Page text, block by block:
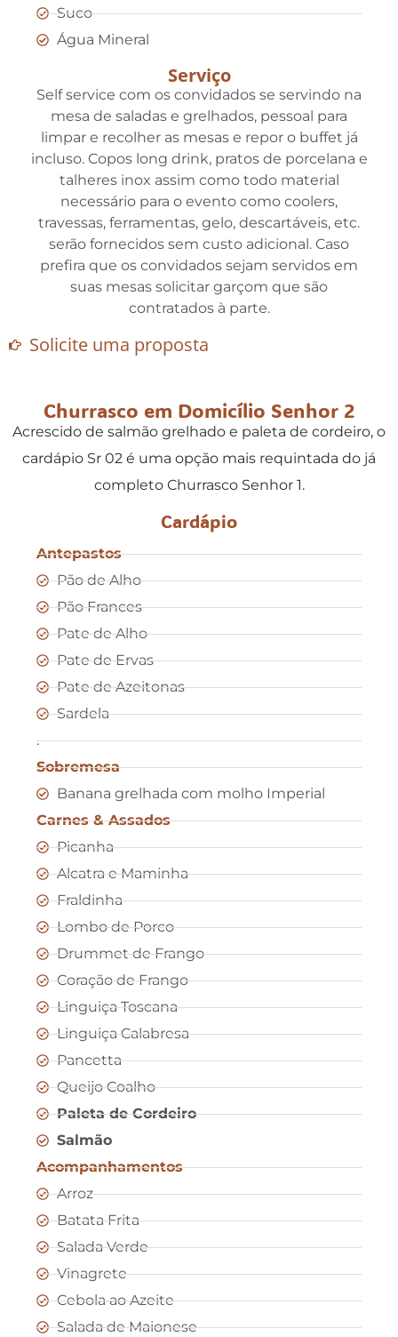
Suco
Água Mineral
Serviço
Self service com os convidados se servindo na
mesa de saladas e grelhados, pessoal para
limpar e recolher as mesas e repor o buffet já
incluso. Copos long drink, pratos de porcelana e
talheres inox assim como todo material
necessário para o evento como coolers,
travessas, ferramentas, gelo, descartáveis, etc.
serão fornecidos sem custo adicional. Caso
prefira que os convidados sejam servidos em
suas mesas solicitar garçom que são
contratados à parte.
Solicite uma proposta
Churrasco em Domicílio Senhor 2
Acrescido de salmão grelhado e paleta de cordeiro, o
cardápio Sr 02 é uma opção mais requintada do já
completo Churrasco Senhor 1.
Cardápio
Antepastos
Pão de Alho
Pão Frances
Pate de Alho
Pate de Ervas
Pate de Azeitonas
Sardela
.
Sobremesa
Banana grelhada com molho Imperial
Carnes & Assados
Picanha
Alcatra e Maminha
Fraldinha
Lombo de Porco
Drummet de Frango
Coração de Frango
Linguiça Toscana
Linguiça Calabresa
Pancetta
Queijo Coalho
Paleta de Cordeiro
Salmão
Acompanhamentos
Arroz
Batata Frita
Salada Verde
Vinagrete
Cebola ao Azeite
Salada de Maionese